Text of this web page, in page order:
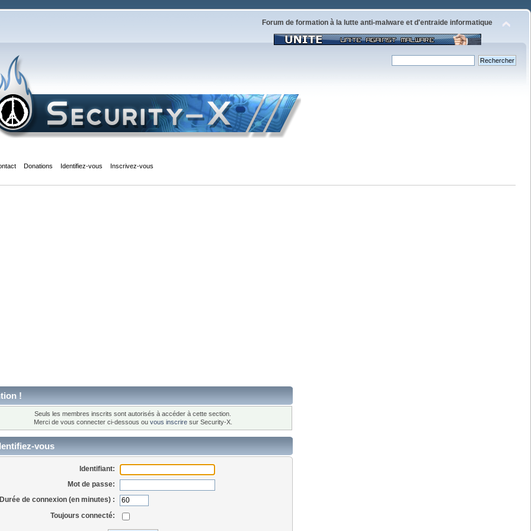
Forum de formation à la lutte anti-malware et d'entraide informatique
Donations Identifiez-vous Inscrivez-vous
!
Seuls les membres inscrits sont autorisés à accéder à cette section.
Merci de vous connecter ci-dessous ou vous inscriresur Security-X.
vous
Identifiant:
Mot de passe:
Durée de connexion (en minutes) :
Toujours connecté: